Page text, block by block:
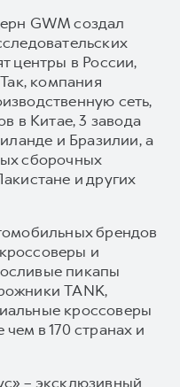
GWM создал
центры в России,
компания
сеть,
в Китае, 3 завода
и Бразилии, а
сборочных
и других
брендов
и
пикапы
TANK,
кроссоверы
в 170 странах и
– эксклюзивный